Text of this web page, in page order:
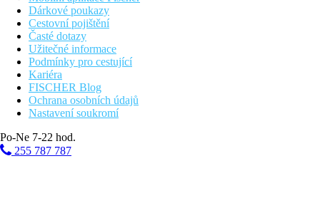
Bazény
Lehátka u bazénu
Slunečníky u bazénu
Fotogalerie
Dárkové poukazy
Cestovní pojištění
Časté dotazy
Užitečné informace
Podmínky pro cestující
Kariéra
FISCHER Blog
Ochrana osobních údajů
Nastavení soukromí
Po-Ne 7-22 hod.
255 787 787